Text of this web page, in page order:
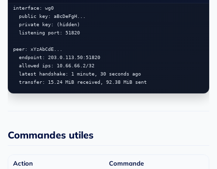
interface: wg0
peer: xYzAbCdE...
Commandes utiles
Action Commande